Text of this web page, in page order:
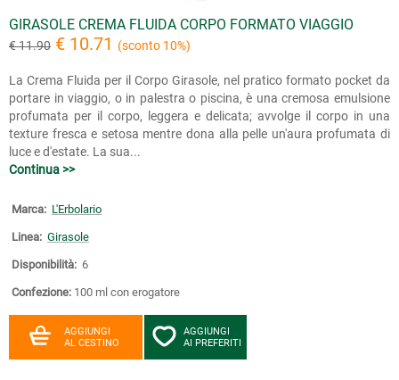
GIRASOLE CREMA FLUIDA CORPO FORMATO VIAGGIO
€ 11.90 € 10.71 (sconto 10%)
La Crema Fluida per il Corpo Girasole, nel pratico formato pocket da
portare in viaggio, o in palestra o piscina, è una cremosa emulsione
profumata per il corpo, leggera e delicata; avvolge il corpo in una
texture fresca e setosa mentre dona alla pelle un'aura profumata di
luce e d'estate. La sua...
Continua >>
Marca: L'Erbolario
Linea: Girasole
Disponibilità: 6
Confezione: 100 ml con erogatore
AGGIUNGI
AL CESTINO
AGGIUNGI
AI PREFERITI